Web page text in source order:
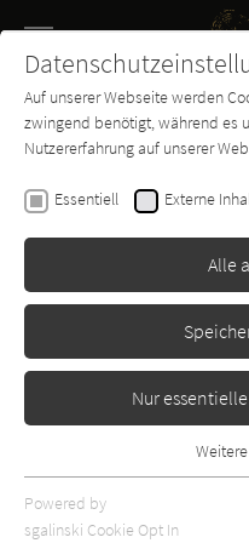
SUCHE
Buch-
Lee Child
Zeit der
Erschienen: Januar
Auf unserer Webseite werden
zwingend benötigt, während es
Nutzererfahrung auf unserer
Essentiell Externe
Alle
Nur
Essentielle Cookies werden
Webseite benötigt. Dadurch
Powered by
sgalinski Cookie Opt In